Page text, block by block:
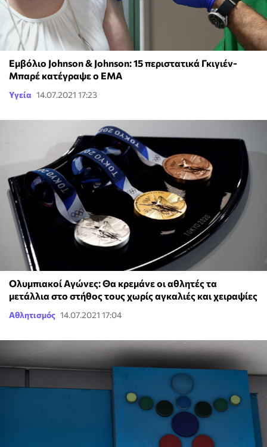
Εμβόλιο Johnson & Johnson: 15 περιστατικά Γκιγιέν-
Μπαρέ κατέγραψε ο ΕΜΑ
Υγεία 14.07.2021 17:23
Ολυμπιακοί Αγώνες: Θα κρεμάνε οι αθλητές τα
μετάλλια στο στήθος τους χωρίς αγκαλιές και χειραψίες
Αθλητισμός 14.07.2021 17:04